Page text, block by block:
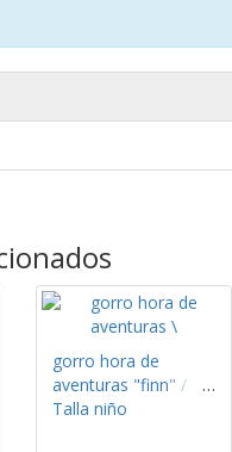
gorro hora de
aventuras "finn" /
Talla niño